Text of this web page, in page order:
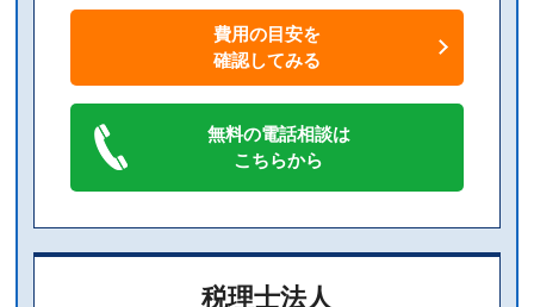
費用の目安を
確認してみる
無料の電話相談は
こちらから
税理士法人